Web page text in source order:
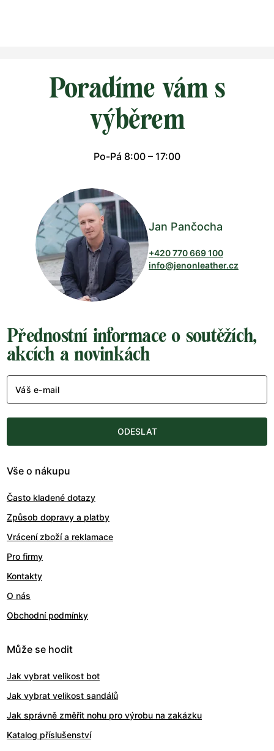
Poradíme vám s
výběrem
Po-Pá 8:00 – 17:00
Jan Pančocha
+420 770 669 100
info@jenonleather.cz
Přednostní informace o soutěžích,
akcích a novinkách
Váš e-mail
ODESLAT
Vše o nákupu
Často kladené dotazy
Způsob dopravy a platby
Vrácení zboží a reklamace
Pro firmy
Kontakty
O nás
Obchodní podmínky
Může se hodit
Jak vybrat velikost bot
Jak vybrat velikost sandálů
Jak správně změřit nohu pro výrobu na zakázku
Katalog příslušenství